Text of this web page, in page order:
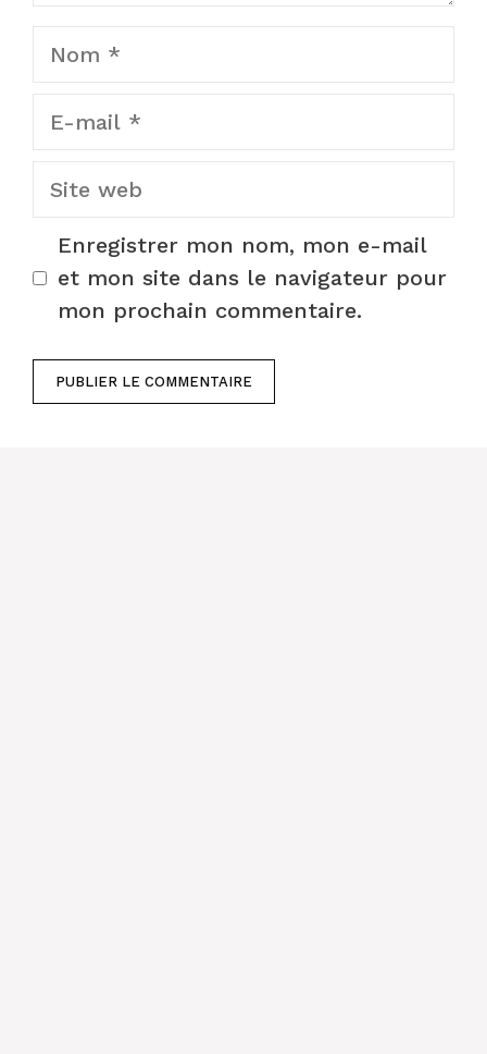
Nom
E-
Site
Enregistrer mon nom, mon e-mail
et mon site dans le navigateur pour
mon prochain commentaire.